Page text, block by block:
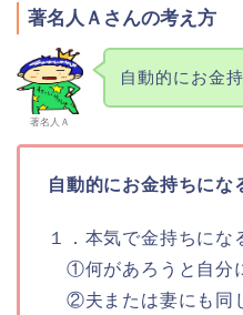
著名人Ａさんの考え方
著名人Ａ
自動的にお金
自動的にお金持ちにな
１．本気で金持ちにな
①何があろうと自分
②夫または妻にも同